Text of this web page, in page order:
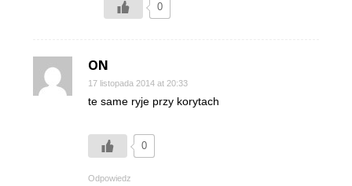
0
ON
17 listopada 2014 at 20:33
te same ryje przy korytach
0
Odpowiedz